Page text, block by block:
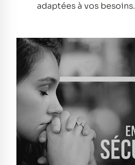
adaptées à vos besoins.